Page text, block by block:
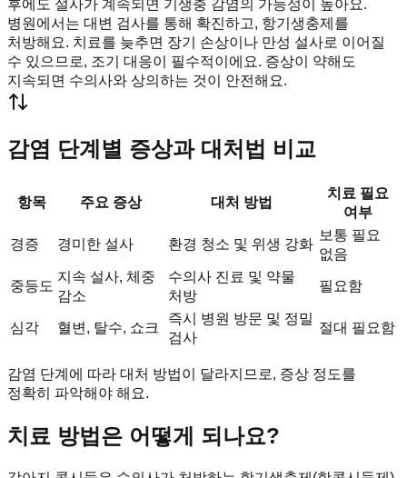
후에도 설사가 계속되면 기생충 감염의 가능성이 높아요.
병원에서는 대변 검사를 통해 확진하고, 항기생충제를
처방해요. 치료를 늦추면 장기 손상이나 만성 설사로 이어질
수 있으므로, 조기 대응이 필수적이에요. 증상이 약해도
지속되면 수의사와 상의하는 것이 안전해요.
감염 단계별 증상과 대처법 비교
항목 주요 증상 대처 방법
치료 필요
여부
경증 경미한 설사 환경 청소 및 위생 강화
보통 필요
없음
중등도
지속 설사, 체중
감소
수의사 진료 및 약물
처방
필요함
심각 혈변, 탈수, 쇼크
즉시 병원 방문 및 정밀
검사
절대 필요함
감염 단계에 따라 대처 방법이 달라지므로, 증상 정도를
정확히 파악해야 해요.
치료 방법은 어떻게 되나요?